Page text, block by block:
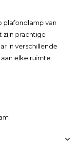
plafondlamp van
zijn prachtige
in verschillende
elke ruimte.